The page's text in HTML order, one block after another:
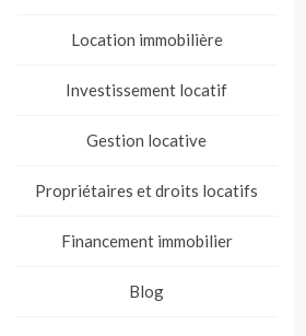
Location immobilière
Investissement locatif
Gestion locative
Propriétaires et droits locatifs
Financement immobilier
Blog